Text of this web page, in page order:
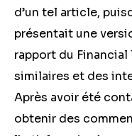
d’un tel article,
présentait une
rapport du
similaires et des
Après avoir été
obtenir des